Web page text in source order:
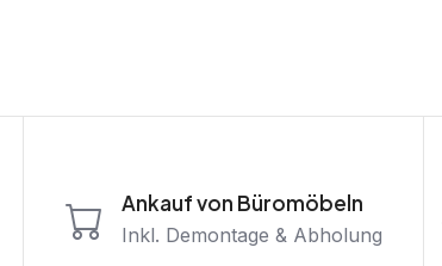
Ankauf von Büromöbeln
Inkl. Demontage & Abholung